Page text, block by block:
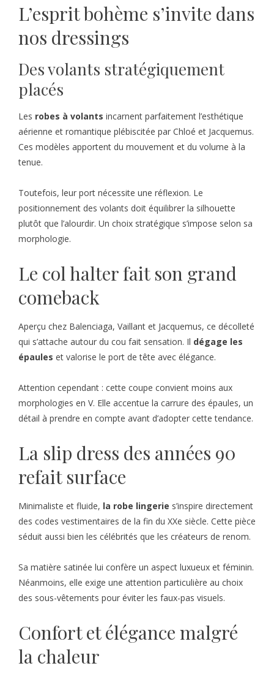
L’esprit bohème s’invite dans
nos dressings
Des volants stratégiquement
placés
Les robes à volants incarnent parfaitement l’esthétique
aérienne et romantique plébiscitée par Chloé et Jacquemus.
Ces modèles apportent du mouvement et du volume à la
tenue.
Toutefois, leur port nécessite une réflexion. Le
positionnement des volants doit équilibrer la silhouette
plutôt que l’alourdir. Un choix stratégique s’impose selon sa
morphologie.
Le col halter fait son grand
comeback
Aperçu chez Balenciaga, Vaillant et Jacquemus, ce décolleté
qui s’attache autour du cou fait sensation. Il dégage les
épaules et valorise le port de tête avec élégance.
Attention cependant : cette coupe convient moins aux
morphologies en V. Elle accentue la carrure des épaules, un
détail à prendre en compte avant d’adopter cette tendance.
La slip dress des années 90
refait surface
Minimaliste et fluide, la robe lingerie s’inspire directement
des codes vestimentaires de la fin du XXe siècle. Cette pièce
séduit aussi bien les célébrités que les créateurs de renom.
Sa matière satinée lui confère un aspect luxueux et féminin.
Néanmoins, elle exige une attention particulière au choix
des sous-vêtements pour éviter les faux-pas visuels.
Confort et élégance malgré
la chaleur